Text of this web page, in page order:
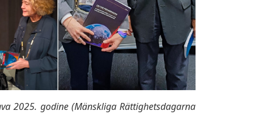
2025. godine (Mänskliga Rättighetsdagarna